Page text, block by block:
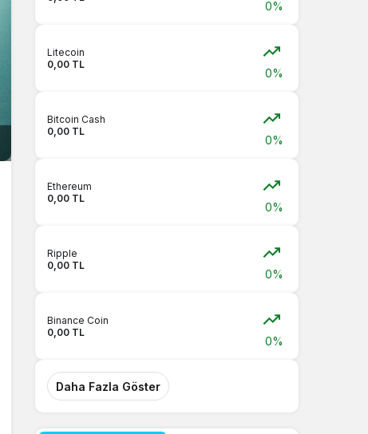
0%
Litecoin
0,00 TL
0%
Bitcoin Cash
0,00 TL
0%
Ethereum
0,00 TL
0%
Ripple
0,00 TL
0%
Binance Coin
0,00 TL
0%
Daha Fazla Göster